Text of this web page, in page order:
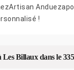
!
Billaux dans le